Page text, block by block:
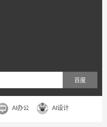
百度
AI办公 AI设计